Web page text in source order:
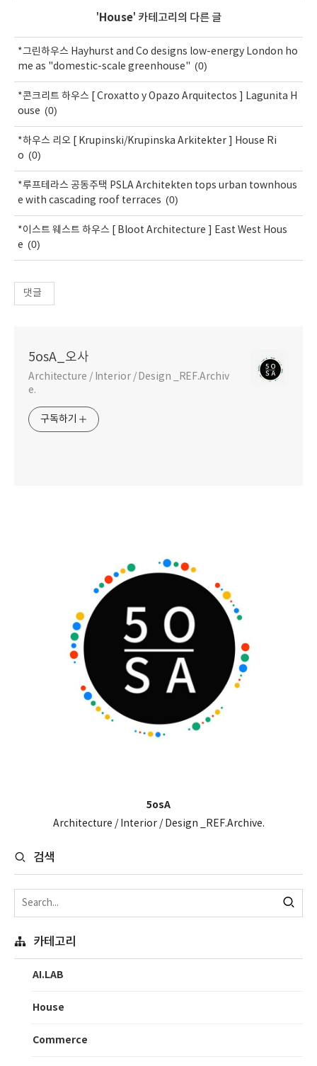
' House' 카테고리의 다른 글
*그린하우스 Hayhurst and Co designs low-energy London ho
me as "domestic-scale greenhouse" (0)
*콘크리트 하우스 [ Croxatto y Opazo Arquitectos ] Lagunita H
ouse (0)
*하우스 리오 [ Krupinski/Krupinska Arkitekter ] House Ri
o (0)
*루프테라스 공동주택 PSLA Architekten tops urban townhous
e with cascading roof terraces (0)
*이스트 웨스트 하우스 [ Bloot Architecture ] East West Hous
e (0)
댓글
5osA_오사
Architecture / Interior / Design _REF.Archiv
e.
구독하기
5osA
Architecture / Interior / Design _REF.Archive.
검색
카테고리
AI.LAB
House
Commerce